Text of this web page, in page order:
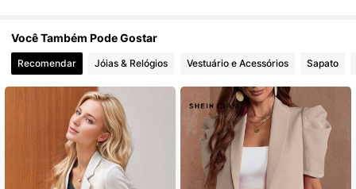
Você Também Pode Gostar
Recomendar Jóias & Relógios Vestuário e Acessórios Sapato